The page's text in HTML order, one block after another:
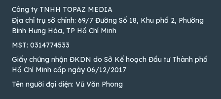
Công ty TNHH TOPAZ MEDIA
Địa chỉ trụ sở chính: 69/7 Đường Số 18, Khu phố 2, Phường
Bình Hưng Hòa, TP Hồ Chí Minh
MST: 0314774533
Giấy chứng nhận ĐKDN do Sở Kế hoạch Đầu tư Thành phố
Hồ Chí Minh cấp ngày 06/12/2017
Tên người đại diện: Vũ Văn Phong